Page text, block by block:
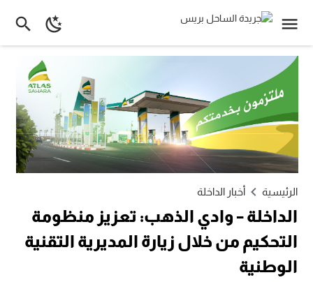
الرئيسية أخبار الداخلة
الداخلة – وادي الذهب: تعزيز منظومة
التحكيم من خلال زيارة المديرية التقنية
الوطنية